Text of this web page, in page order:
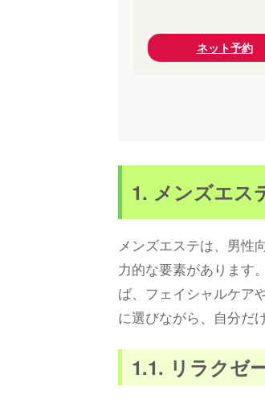
ネット予約
1. メンズエス
メンズエステは、男性
力的な要素があります
ば、フェイシャルケア
に選びながら、自分だ
1.1. リラクゼ